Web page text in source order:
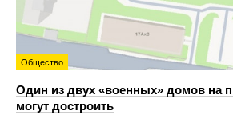
Общество
Один из двух «военных» домов на
могут достроить